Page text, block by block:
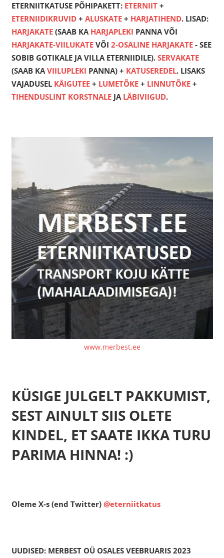
ETERNIITKATUSE PÕHIPAKETT: ETERNIIT+
ETERNIIDIKRUVID+ ALUSKATE+ HARJATIHEND. LISAD:
HARJAKATE(SAAB KA HARJAPLEKI PANNA VÕI
HARJAKATE-VIILUKATEVÕI 2-OSALINE HARJAKATE- SEE
SOBIB GOTIKALE JA VILLA ETERNIIDILE). SERVAKATE
(SAAB KAVIILUPLEKI PANNA) + KATUSEREDEL. LISAKS
VAJADUSEL KÄIGUTEE+ LUMETÕKE+ LINNUTÕKE+
TIHENDUSLINT KORSTNALEJA LÄBIVIIGUD.
www.merbest.ee
KÜSIGE JULGELT PAKKUMIST,
SEST AINULT SIIS OLETE
KINDEL, ET SAATE IKKA TURU
PARIMA HINNA! :)
Oleme X-s (end Twitter) @eterniitkatus
UUDISED: MERBEST OÜ OSALES VEEBRUARIS 2023